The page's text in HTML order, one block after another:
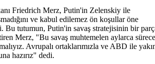
Friedrich Merz, Putin'in Zelenskiy ile
ve kabul edilemez ön koşullar öne
Bu tutumun, Putin'in savaş stratejisinin bir
Merz, "Bu savaş muhtemelen aylarca
Avrupalı ortaklarımızla ve ABD ile
hazırız" dedi.